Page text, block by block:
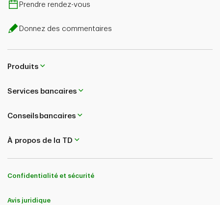
Prendre rendez-vous
Donnez des commentaires
Produits
Services bancaires
Conseils bancaires
À propos de la TD
Confidentialité et sécurité
Avis juridique